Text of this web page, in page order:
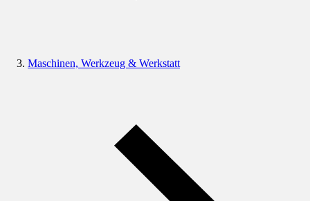
Maschinen, Werkzeug & Werkstatt